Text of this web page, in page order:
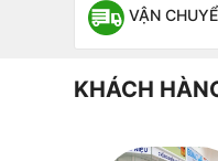
VẬN
KHÁCH